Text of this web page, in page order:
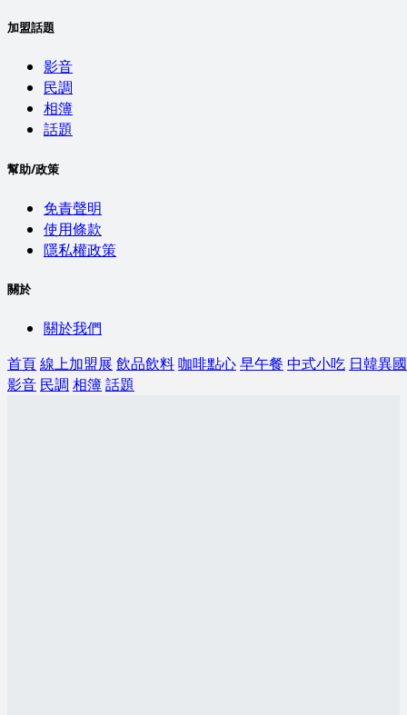
加盟話題
影音
民調
相簿
話題
幫助/政策
免責聲明
使用條款
隱私權政策
關於
關於我們
首頁線上加盟展 飲品飲料咖啡點心早午餐 中式小吃 日韓異國
影音 民調 相簿話題